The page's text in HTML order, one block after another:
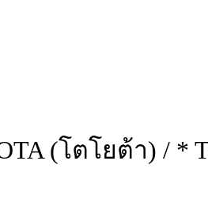
(โตโยต้า) / *